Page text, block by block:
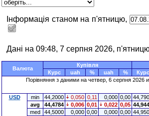
Інформація станом на п'ятницю,
Дані на 09:48, 7 серпня 2026,
Валюта
Купівля
Курс
uah % uah % Курс
Порівняння з даними на четвер, 6 серпня 2026
USD min 44,2000 0,050 0,11 0,000 0,00
avg
44,4784 0,006 0,01 0,022 0,05
med
44,5000 0,000 0,00 0,000 0,00